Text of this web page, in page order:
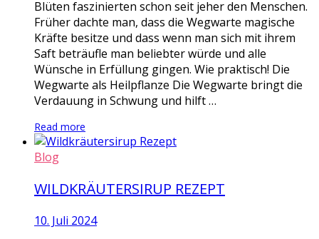
Blüten faszinierten schon seit jeher den Menschen.
Früher dachte man, dass die Wegwarte magische
Kräfte besitze und dass wenn man sich mit ihrem
Saft beträufle man beliebter würde und alle
Wünsche in Erfüllung gingen. Wie praktisch! Die
Wegwarte als Heilpflanze Die Wegwarte bringt die
Verdauung in Schwung und hilft …
Read more
Blog
WILDKRÄUTERSIRUP REZEPT
10. Juli 2024